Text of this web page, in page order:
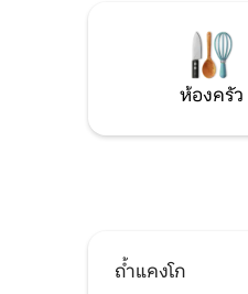
ห้องครัว
ถ้ำแคงโก